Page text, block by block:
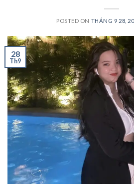
POSTED ON THÁNG 9 28,
28
Th9